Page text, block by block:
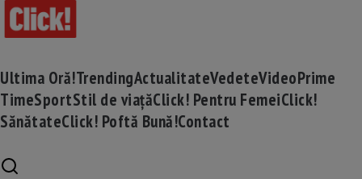
Ultima Oră!TrendingActualitateVedeteVideoPrime
TimeSportStil de viațăClick! Pentru FemeiClick!
SănătateClick! Poftă Bună!Contact